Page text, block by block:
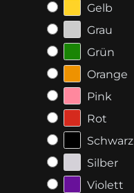
Gelb
Grau
Grün
Orange
Pink
Rot
Schwarz
Silber
Violett